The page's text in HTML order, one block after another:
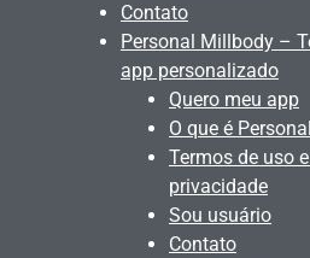
Contato
Personal Millbody –
app personalizado
Quero meu app
O que é
Termos de uso
privacidade
Sou usuário
Contato